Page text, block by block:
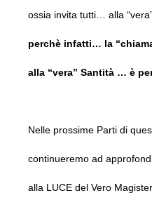
ossia invita tutti… alla
perchè infatti… la
alla “vera” Santità … è
Nelle prossime Parti di
continueremo ad
alla LUCE del Vero